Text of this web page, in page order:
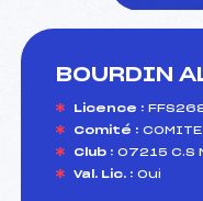
BOURDIN
Licence :
Comité :
Club : 07215 C.S
Val. Lic. : Oui